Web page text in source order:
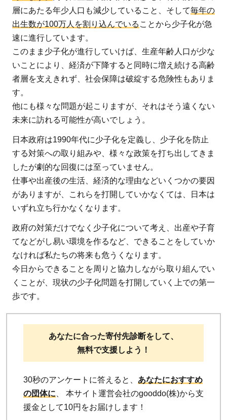
層にあたる年少人口も減少していること、そして毎年の
出生数が100万人を割り込んでいる ことから少子化が急
速に進行しています。
このまま少子化が進行していけば、生産年齢人口が少な
いことにより、経済が下降すると同時に増え続ける高齢
者層を支えきれず、社会保障は破綻する危険性もありま
す。
他にも様々な問題が起こりますが、それはそう遠くない
未来に訪れる可能性が高いでしょう。
日本政府は1990年代に少子化を定義し、少子化を防止
する対策への取り組みや、様々な政策を打ち出してきま
したが劇的な回復には至っていません。
仕事や出産後の生活、経済的な理由などいくつかの要因
がありますが、これらを打開していかなくては、日本は
いずれ立ち行かなくなります。
政府の対策だけでなく少子化について考え、出産や子育
てなどがし易い環境を作るなど、できることをしていか
なければ私たちの将来も危うくなります。
今日からできることを周りと協力しながら取り組んでい
くことが、現状の少子化問題を打開していく上での第一
歩です。
あなたに合った寄付先診断をして、
無料で支援しよう！
30秒のアンケートに答えると、 あなたにおすすめ
の団体に 、 本サイト運営会社のgooddo(株)から支
援金として10円をお届けします！